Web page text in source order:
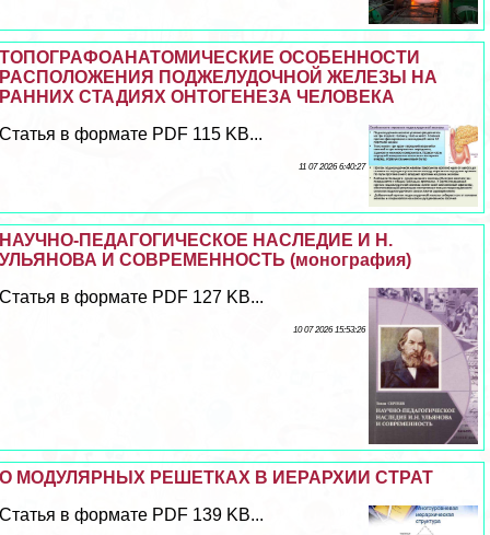
ТОПОГРАФОАНАТОМИЧЕСКИЕ ОСОБЕННОСТИ
РАСПОЛОЖЕНИЯ ПОДЖЕЛУДОЧНОЙ ЖЕЛЕЗЫ НА
РАННИХ СТАДИЯХ ОНТОГЕНЕЗА ЧЕЛОВЕКА
Статья в формате PDF 115 KB...
11 07 2026 6:40:27
НАУЧНО-ПЕДАГОГИЧЕСКОЕ НАСЛЕДИЕ И Н.
УЛЬЯНОВА И СОВРЕМЕННОСТЬ (монография)
Статья в формате PDF 127 KB...
10 07 2026 15:53:26
О МОДУЛЯРНЫХ РЕШЕТКАХ В ИЕРАРХИИ СТРАТ
Статья в формате PDF 139 KB...